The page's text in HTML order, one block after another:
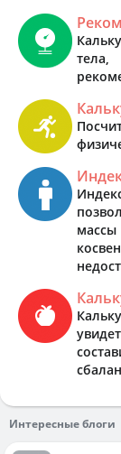
Интересные блоги